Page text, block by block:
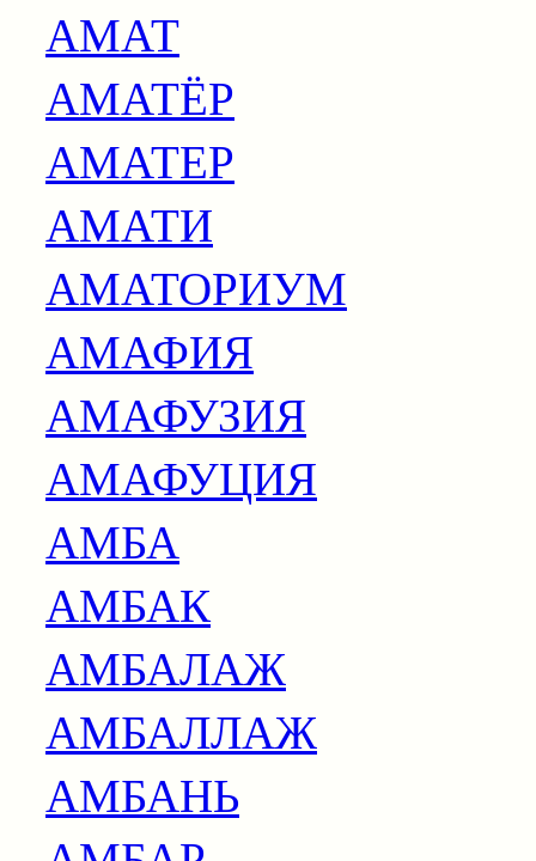
АМАТ
АМАТЁР
АМАТЕР
АМАТИ
АМАТОРИУМ
АМАФИЯ
АМАФУЗИЯ
АМАФУЦИЯ
АМБА
АМБАК
АМБАЛАЖ
АМБАЛЛАЖ
АМБАНЬ